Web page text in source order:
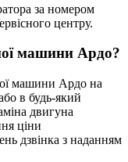
за номером
центру.
машини Ардо?
машини Ардо на
в будь-який
двигуна
ціни
дзвінка з наданням